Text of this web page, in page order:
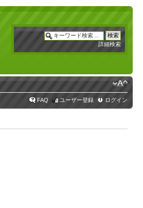
詳細検索
FAQ ユーザー登録 ログイン